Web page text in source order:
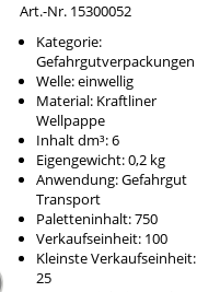
Art.-Nr. 15300052
Kategorie:
Gefahrgutverpackungen
Welle: einwellig
Material: Kraftliner
Wellpappe
Inhalt dm³: 6
Eigengewicht: 0,2 kg
Anwendung: Gefahrgut
Transport
Paletteninhalt: 750
Verkaufseinheit: 100
Kleinste Verkaufseinheit:
25